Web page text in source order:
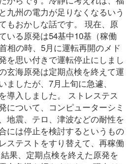
九州の電力が足りなくなるいう
もおかしな話です。 現在、原
いる原発は54基中10基（稼働
相の時、5月に運転再開のメド
を思い付きで運転停止にしまし
玄海原発は定期点検を終えて運
ましたが、7月上旬に急遽、
導入しました。 ストレステス
について、コンピューターシミ
地震、テロ、津波などの耐性を
には停止を検討するというもの
ステストをすり替えて、再稼働
果、定期点検を終えた原発を